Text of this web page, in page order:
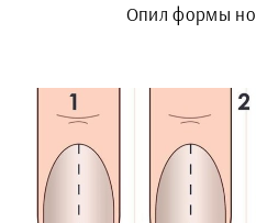
Опил формы